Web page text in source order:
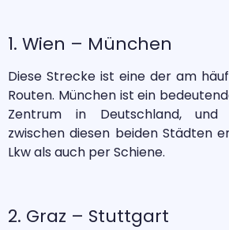
1. Wien – München
Diese Strecke ist eine der am
Routen. München ist ein
Zentrum in Deutschland, und
zwischen diesen beiden Städten
Lkw als auch per Schiene.
2. Graz – Stuttgart